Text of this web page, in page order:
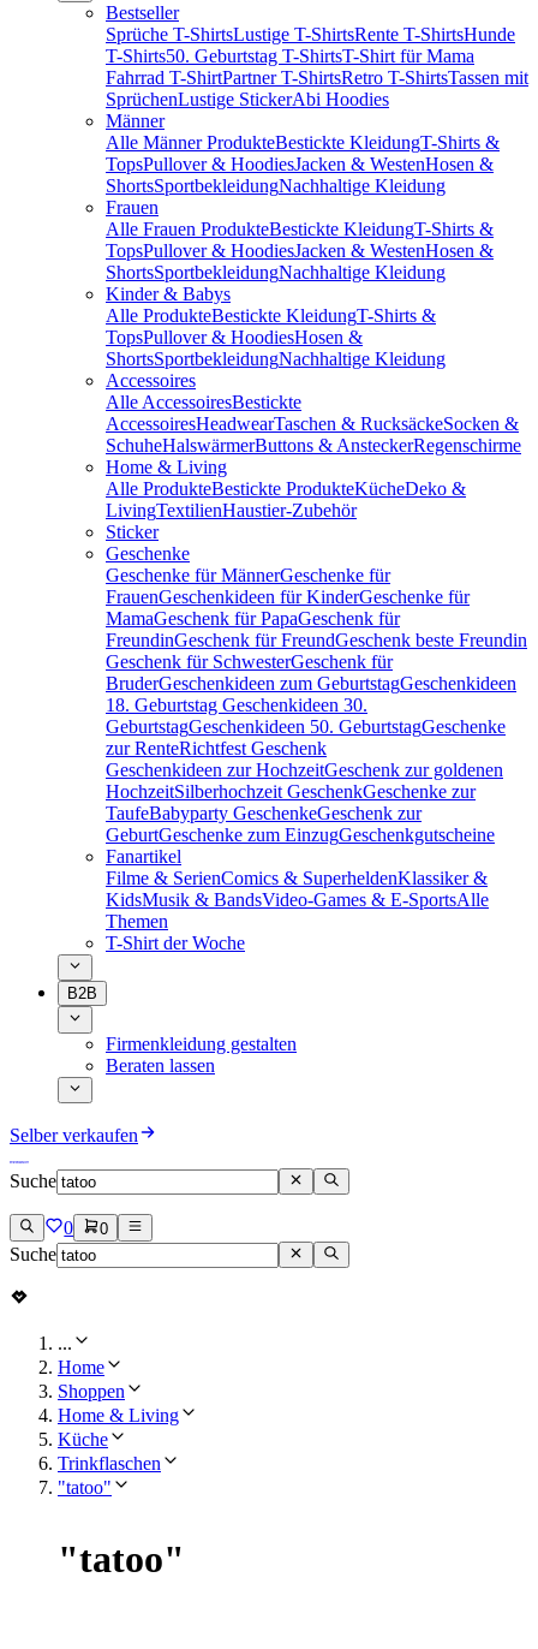
Bestseller
Sprüche T-ShirtsLustige T-ShirtsRente T-ShirtsHunde
T-Shirts50. Geburtstag T-ShirtsT-Shirt für Mama
Fahrrad T-ShirtPartner T-ShirtsRetro T-ShirtsTassen mit
SprüchenLustige StickerAbi Hoodies
Männer
Alle Männer ProdukteBestickte KleidungT-Shirts &
TopsPullover & HoodiesJacken & WestenHosen &
ShortsSportbekleidungNachhaltige Kleidung
Frauen
Alle Frauen ProdukteBestickte KleidungT-Shirts &
TopsPullover & HoodiesJacken & WestenHosen &
ShortsSportbekleidungNachhaltige Kleidung
Kinder & Babys
Alle ProdukteBestickte KleidungT-Shirts &
TopsPullover & HoodiesHosen &
ShortsSportbekleidungNachhaltige Kleidung
Accessoires
Alle AccessoiresBestickte
AccessoiresHeadwearTaschen & RucksäckeSocken &
SchuheHalswärmerButtons & AnsteckerRegenschirme
Home & Living
Alle ProdukteBestickte ProdukteKücheDeko &
LivingTextilienHaustier-Zubehör
Sticker
Geschenke
Geschenke für MännerGeschenke für
FrauenGeschenkideen für KinderGeschenke für
MamaGeschenk für PapaGeschenk für
FreundinGeschenk für FreundGeschenk beste Freundin
Geschenk für SchwesterGeschenk für
BruderGeschenkideen zum GeburtstagGeschenkideen
18. Geburtstag Geschenkideen 30.
GeburtstagGeschenkideen 50. GeburtstagGeschenke
zur RenteRichtfest Geschenk
Geschenkideen zur HochzeitGeschenk zur goldenen
HochzeitSilberhochzeit GeschenkGeschenke zur
TaufeBabyparty GeschenkeGeschenk zur
GeburtGeschenke zum EinzugGeschenkgutscheine
Fanartikel
Filme & SerienComics & SuperheldenKlassiker &
KidsMusik & BandsVideo-Games & E-SportsAlle
Themen
T-Shirt der Woche
B2B
Firmenkleidung gestalten
Beraten lassen
Selber verkaufen
Suche
0 0
Suche
...
Home
Shoppen
Home & Living
Küche
Trinkflaschen
"tatoo"
"tatoo"